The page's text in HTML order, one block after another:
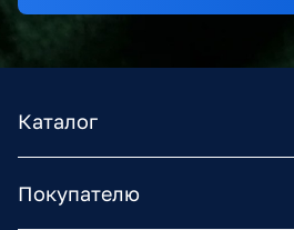
Каталог
Покупателю